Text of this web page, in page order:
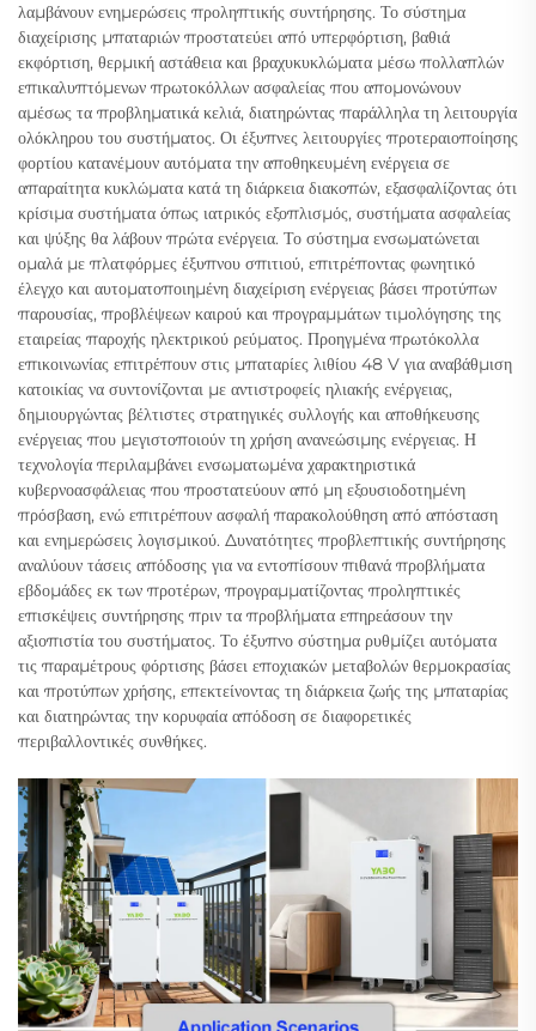
λαμβάνουν ενημερώσεις προληπτικής συντήρησης. Το σύστημα
διαχείρισης μπαταριών προστατεύει από υπερφόρτιση, βαθιά
εκφόρτιση, θερμική αστάθεια και βραχυκυκλώματα μέσω πολλαπλών
επικαλυπτόμενων πρωτοκόλλων ασφαλείας που απομονώνουν
αμέσως τα προβληματικά κελιά, διατηρώντας παράλληλα τη λειτουργία
ολόκληρου του συστήματος. Οι έξυπνες λειτουργίες προτεραιοποίησης
φορτίου κατανέμουν αυτόματα την αποθηκευμένη ενέργεια σε
απαραίτητα κυκλώματα κατά τη διάρκεια διακοπών, εξασφαλίζοντας ότι
κρίσιμα συστήματα όπως ιατρικός εξοπλισμός, συστήματα ασφαλείας
και ψύξης θα λάβουν πρώτα ενέργεια. Το σύστημα ενσωματώνεται
ομαλά με πλατφόρμες έξυπνου σπιτιού, επιτρέποντας φωνητικό
έλεγχο και αυτοματοποιημένη διαχείριση ενέργειας βάσει προτύπων
παρουσίας, προβλέψεων καιρού και προγραμμάτων τιμολόγησης της
εταιρείας παροχής ηλεκτρικού ρεύματος. Προηγμένα πρωτόκολλα
επικοινωνίας επιτρέπουν στις μπαταρίες λιθίου 48 V για αναβάθμιση
κατοικίας να συντονίζονται με αντιστροφείς ηλιακής ενέργειας,
δημιουργώντας βέλτιστες στρατηγικές συλλογής και αποθήκευσης
ενέργειας που μεγιστοποιούν τη χρήση ανανεώσιμης ενέργειας. Η
τεχνολογία περιλαμβάνει ενσωματωμένα χαρακτηριστικά
κυβερνοασφάλειας που προστατεύουν από μη εξουσιοδοτημένη
πρόσβαση, ενώ επιτρέπουν ασφαλή παρακολούθηση από απόσταση
και ενημερώσεις λογισμικού. Δυνατότητες προβλεπτικής συντήρησης
αναλύουν τάσεις απόδοσης για να εντοπίσουν πιθανά προβλήματα
εβδομάδες εκ των προτέρων, προγραμματίζοντας προληπτικές
επισκέψεις συντήρησης πριν τα προβλήματα επηρεάσουν την
αξιοπιστία του συστήματος. Το έξυπνο σύστημα ρυθμίζει αυτόματα
τις παραμέτρους φόρτισης βάσει εποχιακών μεταβολών θερμοκρασίας
και προτύπων χρήσης, επεκτείνοντας τη διάρκεια ζωής της μπαταρίας
και διατηρώντας την κορυφαία απόδοση σε διαφορετικές
περιβαλλοντικές συνθήκες.